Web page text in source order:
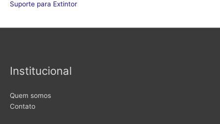
Suporte para Extintor
Institucional
Quem somos
Contato